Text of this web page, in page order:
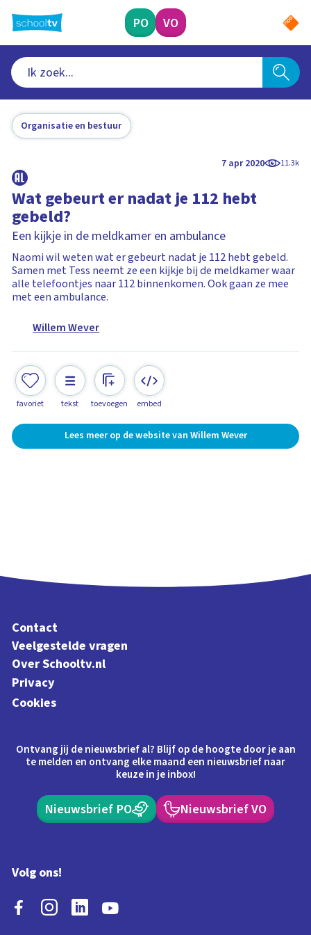
naar
hoofdinhoud
PO VO
Organisatie en bestuur
7 apr 2020 11.3k
Wat gebeurt er nadat je 112 hebt
gebeld?
Een kijkje in de meldkamer en ambulance
Naomi wil weten wat er gebeurt nadat je 112 hebt gebeld.
Samen met Tess neemt ze een kijkje bij de meldkamer waar
alle telefoontjes naar 112 binnenkomen. Ook gaan ze mee
met een ambulance.
Willem Wever
favoriet tekst toevoegen embed
Lees meer op de website van Willem Wever
Contact
Veelgestelde vragen
Over Schooltv.nl
Privacy
Cookies
Ontvang jij de nieuwsbrief al? Blijf op de hoogte door je aan
te melden en ontvang elke maand een nieuwsbrief naar
keuze in je inbox!
Nieuwsbrief PO Nieuwsbrief VO
Volg ons!